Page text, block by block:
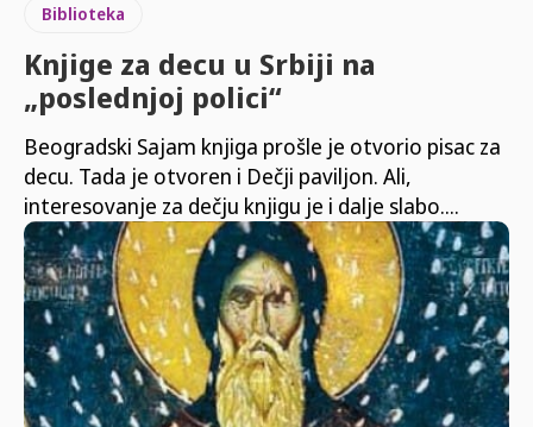
Biblioteka
Knjige za decu u Srbiji na
„poslednjoj polici“
Beogradski Sajam knjiga prošle je otvorio pisac za
decu. Tada je otvoren i Dečji paviljon. Ali,
interesovanje za dečju knjigu je i dalje slabo....